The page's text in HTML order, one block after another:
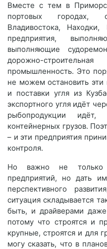
Вместе с тем в
портовых городах,
Владивостока,
предприятия,
выполняющие
дорожно-
промышленность. Это
не можем остановить эти
и поставки угля из
экспортного угля идёт
рыбопродукции
контейнерных грузов.
– и эти предприятия
контроля.
Но важно не только
предприятий, но дать
перспективного
ситуация складывается
быть, и драйверами
потому что строятся и
крупные, строятся и для
могу сказать, что в